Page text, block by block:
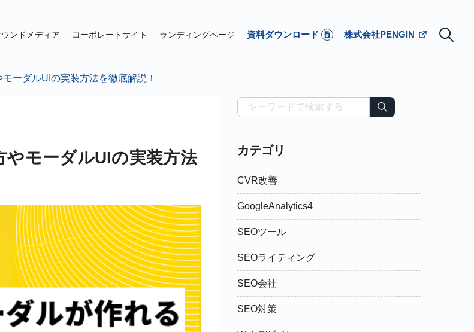
ウンドメディア コーポレートサイト ランディングページ 資料ダウンロード 株式会社PENGIN
ーダルUIの実装方法を徹底解説！
やモーダルUIの実装方法
カテゴリ
CVR改善
GoogleAnalytics4
SEOツール
SEOライティング
SEO会社
SEO対策